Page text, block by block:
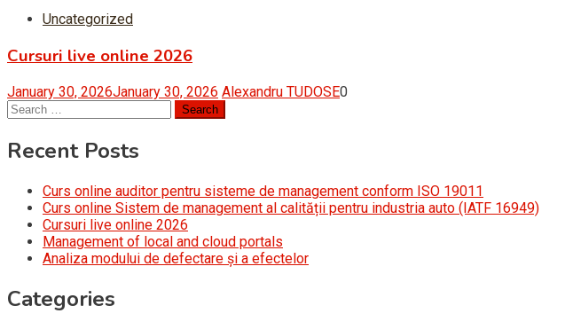
Uncategorized
Cursuri live online 2026
January 30, 2026January 30, 2026 Alexandru TUDOSE0
Search
Recent Posts
Curs online auditor pentru sisteme de management conform ISO 19011
Curs online Sistem de management al calității pentru industria auto (IATF 16949)
Cursuri live online 2026
Management of local and cloud portals
Analiza modului de defectare și a efectelor
Categories